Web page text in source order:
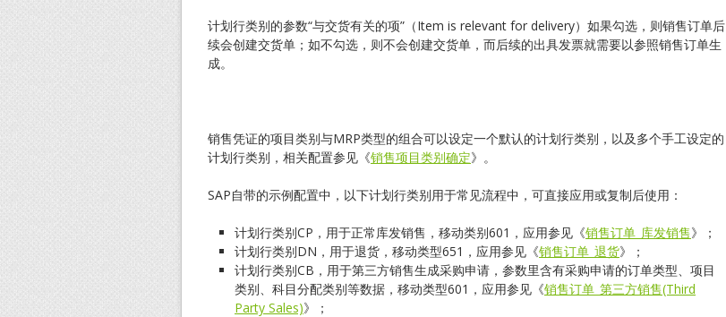
计划行类别的参数“与交货有关的项”（Item is relevant for delivery）如果勾选，则销售订单后
续会创建交货单；如不勾选，则不会创建交货单，而后续的出具发票就需要以参照销售订单生
成。
销售凭证的项目类别与MRP类型的组合可以设定一个默认的计划行类别，以及多个手工设定的
计划行类别，相关配置参见《销售项目类别确定》。
SAP自带的示例配置中，以下计划行类别用于常见流程中，可直接应用或复制后使用：
计划行类别CP，用于正常库发销售，移动类别601，应用参见《销售订单_库发销售》；
计划行类别DN，用于退货，移动类型651，应用参见《销售订单_退货》；
计划行类别CB，用于第三方销售生成采购申请，参数里含有采购申请的订单类型、项目
类别、科目分配类别等数据，移动类型601，应用参见《销售订单_第三方销售(Third
Party Sales)》；